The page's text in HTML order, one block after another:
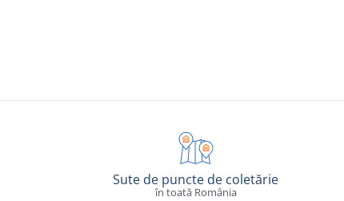
Sute de puncte de coletărie
în toată România